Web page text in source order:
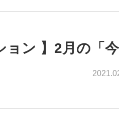
ョン 】2月の「